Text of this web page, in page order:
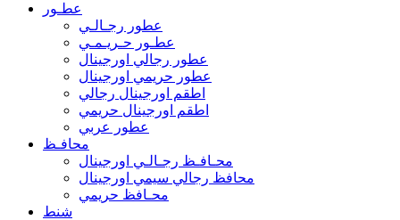
عطـور
عطور رجـالـي
عطـور حـريـمـي
عطور رجالي اورجينال
عطور حريمي اورجينال
اطقم اورجينال رجالي
اطقم اورجينال حريمي
عطور عربي
محافـظ
محـافـظ رجـالـي اورجينال
محافظ رجالي سيمي اورجينال
محـافظ حريمي
شنط